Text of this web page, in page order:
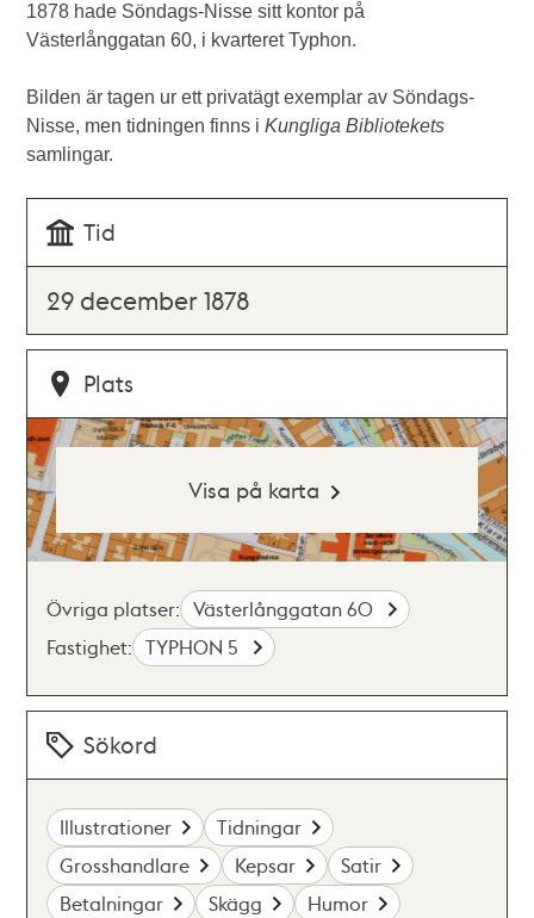
1878 hade Söndags-Nisse sitt kontor på
Västerlånggatan 60, i kvarteret Typhon.
Bilden är tagen ur ett privatägt exemplar av Söndags-
Nisse, men tidningen finns iKungliga Bibliotekets
samlingar.
Tid
29 december 1878
Plats
Visa på karta
Övriga platser: Västerlånggatan 60
Fastighet: TYPHON 5
Sökord
Illustrationer
Tidningar
Grosshandlare
Kepsar
Satir
Betalningar
Skägg Humor